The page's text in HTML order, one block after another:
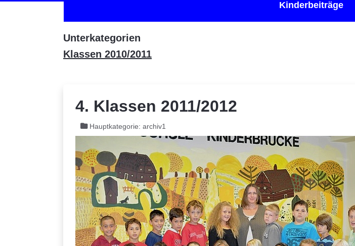
Kinderbeiträge
Unterkategorien
Klassen 2010/2011
4. Klassen 2011/2012
Hauptkategorie: archiv1